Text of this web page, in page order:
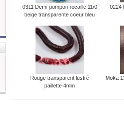
0311 Demi-pompon rocaille 11/0
beige transparente coeur bleu
0224
Rouge transparent lustré
paillette 4mm
Moka